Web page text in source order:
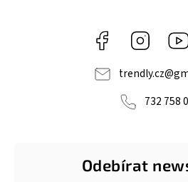
Facebook
trendly.cz@
732 758
Odebírat